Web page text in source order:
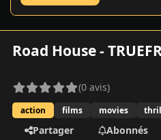
Road House -
(0 avis)
action films movies
Partager
Abonnés